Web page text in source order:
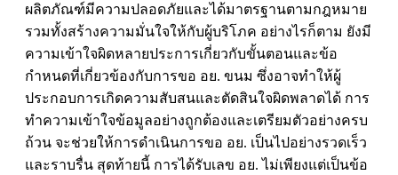
ผลิตภัณฑ์มีความปลอดภัยและได้มาตรฐานตามกฎหมาย
รวมทั้งสร้างความมั่นใจให้กับผู้บริโภค อย่างไรก็ตาม ยังมี
ความเข้าใจผิดหลายประการเกี่ยวกับขั้นตอนและข้อ
กำหนดที่เกี่ยวข้องกับการขอ อย. ขนม ซึ่งอาจทำให้ผู้
ประกอบการเกิดความสับสนและตัดสินใจผิดพลาดได้ การ
ทำความเข้าใจข้อมูลอย่างถูกต้องและเตรียมตัวอย่างครบ
ถ้วน จะช่วยให้การดำเนินการขอ อย. เป็นไปอย่างรวดเร็ว
และราบรื่น สุดท้ายนี้ การได้รับเลข อย. ไม่เพียงแต่เป็นข้อ